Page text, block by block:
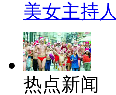
美女主持
热点新闻